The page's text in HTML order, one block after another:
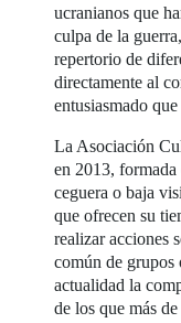
ucranianos que
culpa de la
repertorio de
directamente al
entusiasmado
La Asociación
en 2013, formada
ceguera o baja
que ofrecen su
realizar acciones
común de grupos
actualidad la
de los que más